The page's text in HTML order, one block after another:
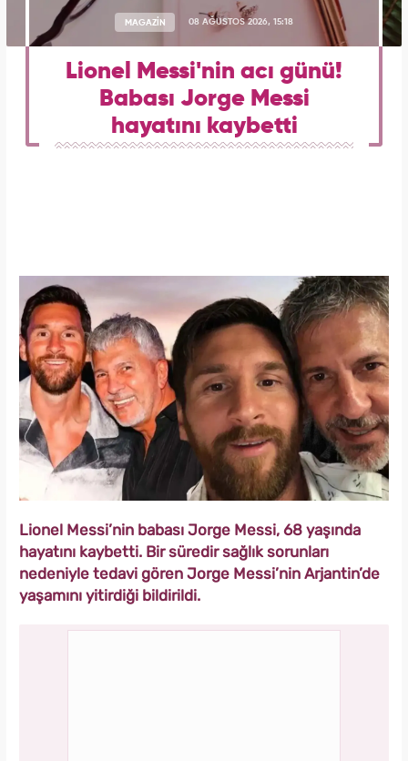
MAGAZİN 08 AĞUSTOS 2026, 15:18
Lionel Messi'nin acı günü!
Babası Jorge Messi
hayatını kaybetti
Lionel Messi’nin babası Jorge Messi, 68 yaşında
hayatını kaybetti. Bir süredir sağlık sorunları
nedeniyle tedavi gören Jorge Messi’nin Arjantin’de
yaşamını yitirdiği bildirildi.